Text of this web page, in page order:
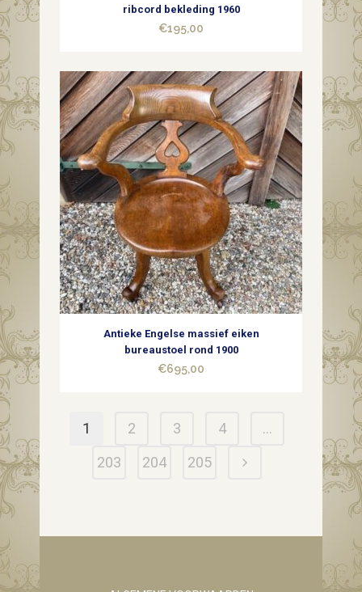
ribcord bekleding 1960
€195,00
Antieke Engelse massief eiken
bureaustoel rond 1900
€695,00
1 2 3 4
…
203
204 205